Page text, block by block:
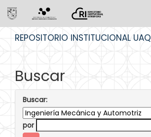
REPOSITORIO INSTITUCIONAL UAQ
Buscar
Buscar:
por